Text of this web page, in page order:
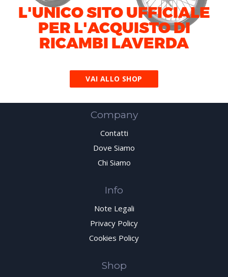
L'UNICO SITO UFFICIALE
PER L'ACQUISTO DI
RICAMBI LAVERDA
VAI ALLO SHOP
Company
Contatti
Dove Siamo
Chi Siamo
Info
Note Legali
Privacy Policy
Cookies Policy
Shop